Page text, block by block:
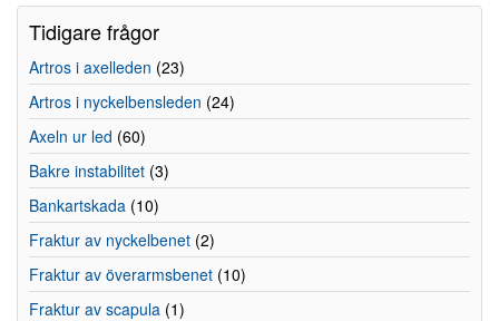
Tidigare frågor
Artros i axelleden (23)
Artros i nyckelbensleden (24)
Axeln ur led (60)
Bakre instabilitet (3)
Bankartskada (10)
Fraktur av nyckelbenet (2)
Fraktur av överarmsbenet (10)
Fraktur av scapula (1)